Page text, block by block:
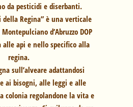
da pesticidi e diserbanti.
della Regina” è una verticale
d’Abruzzo DOP
alle api e nello specifico alla
regina.
sull’alveare adattandosi
ai bisogni, alle leggi e alle
colonia regolandone la vita e